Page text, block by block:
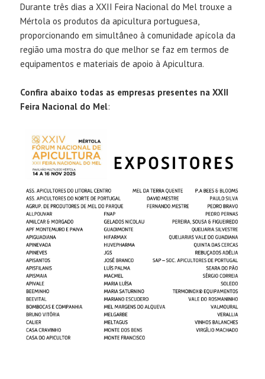
Durante três dias a XXII Feira Nacional do Mel trouxe a
Mértola os produtos da apicultura portuguesa,
proporcionando em simultâneo à comunidade apícola da
região uma mostra do que melhor se faz em termos de
equipamentos e materiais de apoio à Apicultura.
Confira abaixo todas as empresas presentes na XXII
Feira Nacional do Mel: